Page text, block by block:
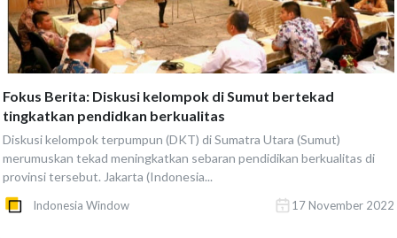
Fokus Berita: Diskusi kelompok di Sumut bertekad
tingkatkan pendidkan berkualitas
Diskusi kelompok terpumpun (DKT) di Sumatra Utara (Sumut)
merumuskan tekad meningkatkan sebaran pendidikan berkualitas di
provinsi tersebut. Jakarta (Indonesia...
Indonesia Window 17 November 2022